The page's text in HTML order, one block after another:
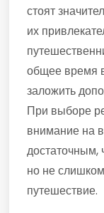
стоят
их
общее время
заложить
При выборе
внимание на
достаточным,
но не
путешествие.